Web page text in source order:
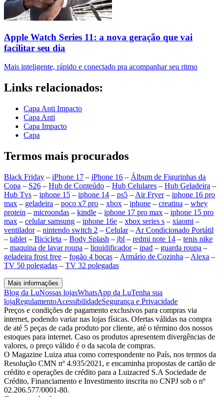
Apple Watch Series 11: a nova geração que vai
facilitar seu dia
Mais inteligente, rápido e conectado pra acompanhar seu ritmo
Links relacionados:
Capa Anti Impacto
Capa Anti
Capa Impacto
Capa
Termos mais procurados
Black Friday – iPhone 17 – iPhone 16 – Álbum de Figurinhas da
Copa – S26 – Hub de Conteúdo – Hub Celulares – Hub Geladeira –
Hub Tvs – iphone 15 – iphone 14 – ps5 – Air Fryer– iphone 16 pro
max – geladeira – poco x7 pro – xbox – iphone – creatina – whey
protein – microondas – kindle – iphone 17 pro max – iphone 15 pro
max – celular samsung – iphone 16e – xbox series s – xiaomi –
ventilador– nintendo switch 2 – Celular– Ar Condicionado Portátil
– tablet – Bicicleta – Body Splash – jbl – redmi note 14 – tenis nike
– maquina de lavar roupa – liquidificador– ipad – guarda roupa –
geladeira frost free – fogão 4 bocas – Armário de Cozinha – Alexa –
TV 50 polegadas – TV 32 polegadas
Mais informações
Blog da LuNossas lojasWhatsApp da LuTenha sua
lojaRegulamentoAcessibilidadeSegurança e Privacidade
Preços e condições de pagamento exclusivos para compras via
internet, podendo variar nas lojas físicas. Ofertas válidas na compra
de até 5 peças de cada produto por cliente, até o término dos nossos
estoques para internet. Caso os produtos apresentem divergências de
valores, o preço válido é o da sacola de compras.
O Magazine Luiza atua como correspondente no País, nos termos da
Resolução CMN nº 4.935/2021, e encaminha propostas de cartão de
crédito e operações de crédito para a Luizacred S.A Sociedade de
Crédito, Financiamento e Investimento inscrita no CNPJ sob o nº
02.206.577/0001-80.